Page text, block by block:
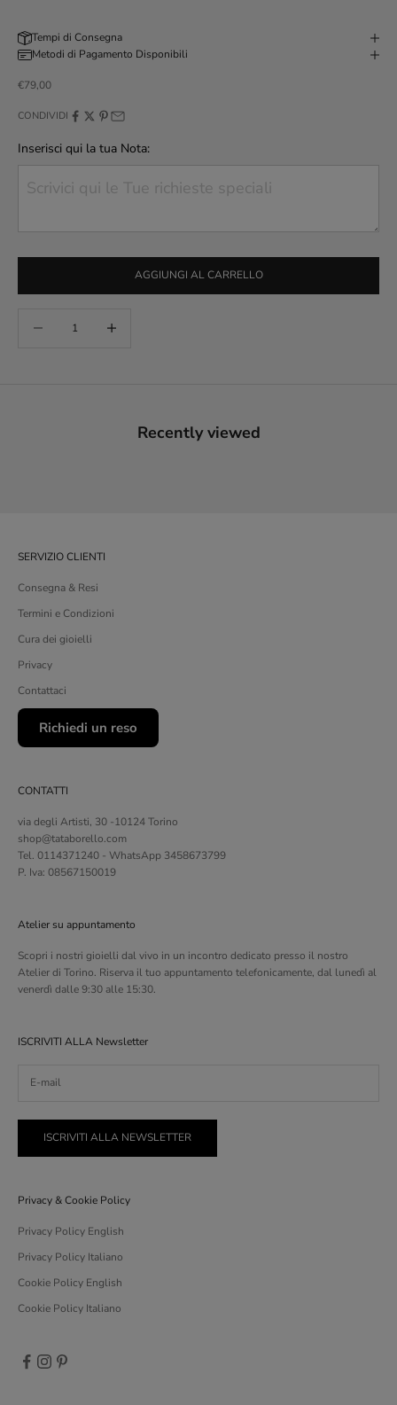
Tempi di Consegna
Metodi di Pagamento Disponibili
Prezzo scontato
€79,00
CONDIVIDI
Inserisci qui la tua Nota:
AGGIUNGI AL CARRELLO
Recently viewed
SERVIZIO CLIENTI
Consegna & Resi
Termini e Condizioni
Cura dei gioielli
Privacy
Contattaci
Richiedi un reso
CONTATTI
via degli Artisti, 30 -10124 Torino
shop@tataborello.com
Tel. 0114371240 - WhatsApp 3458673799
P. Iva: 08567150019
Atelier su appuntamento
Scopri i nostri gioielli dal vivo in un incontro dedicato presso il nostro
Atelier di Torino. Riserva il tuo appuntamento telefonicamente, dal lunedì al
venerdì dalle 9:30 alle 15:30.
ISCRIVITI ALLA Newsletter
ISCRIVITI ALLA NEWSLETTER
Privacy & Cookie Policy
Privacy Policy English
Privacy Policy Italiano
Cookie Policy English
Cookie Policy Italiano